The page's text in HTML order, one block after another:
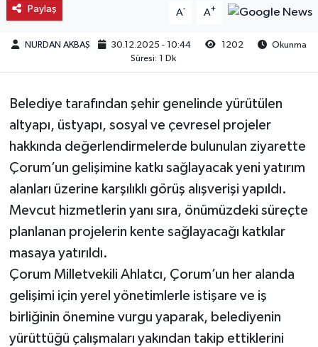
Paylaş A- A+
NURDAN AKBAŞ 30.12.2025 - 10:44 1202
Okunma
Süresi: 1 Dk
Belediye tarafından şehir genelinde yürütülen
altyapı, üstyapı, sosyal ve çevresel projeler
hakkında değerlendirmelerde bulunulan ziyarette
Çorum’un gelişimine katkı sağlayacak yeni yatırım
alanları üzerine karşılıklı görüş alışverişi yapıldı.
Mevcut hizmetlerin yanı sıra, önümüzdeki süreçte
planlanan projelerin kente sağlayacağı katkılar
masaya yatırıldı.
Çorum Milletvekili Ahlatcı, Çorum’un her alanda
gelişimi için yerel yönetimlerle istişare ve iş
birliğinin önemine vurgu yaparak, belediyenin
yürüttüğü çalışmaları yakından takip ettiklerini
Ortaköy
Uğurludağ
Sağlık